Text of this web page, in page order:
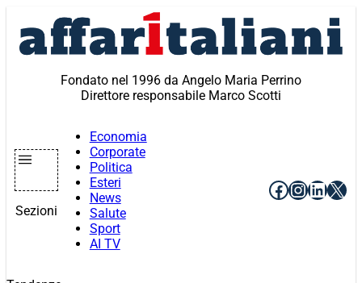
contenuto
Fondato nel 1996 da Angelo Maria Perrino
Direttore responsabile Marco Scotti
Sezioni
Economia
Corporate
Politica
Esteri
News
Salute
Sport
AI TV
Facebook
X